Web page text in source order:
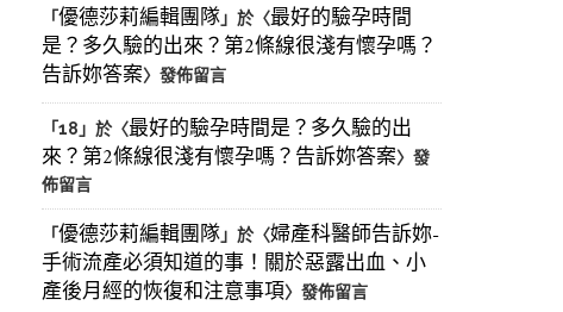
「優德莎莉編輯團隊」於〈最好的驗孕時間
是？多久驗的出來？第2條線很淺有懷孕嗎？
告訴妳答案〉發佈留言
「18 」於〈最好的驗孕時間是？多久驗的出
來？第2條線很淺有懷孕嗎？告訴妳答案〉發
佈留言
「優德莎莉編輯團隊」於〈婦產科醫師告訴妳-
手術流產必須知道的事！關於惡露出血、小
產後月經的恢復和注意事項〉發佈留言